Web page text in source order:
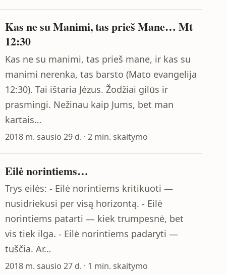
Kas ne su Manimi, tas prieš Mane… Mt
12:30
Kas ne su manimi, tas prieš mane, ir kas su
manimi nerenka, tas barsto (Mato evangelija
12:30). Tai ištaria Jėzus. Žodžiai gilūs ir
prasmingi. Nežinau kaip Jums, bet man
kartais…
2018 m. sausio 29 d. · 2 min. skaitymo
Eilė norintiems…
Trys eilės: - Eilė norintiems kritikuoti —
nusidriekusi per visą horizontą. - Eilė
norintiems patarti — kiek trumpesnė, bet
vis tiek ilga. - Eilė norintiems padaryti —
tuščia. Ar…
2018 m. sausio 27 d. · 1 min. skaitymo